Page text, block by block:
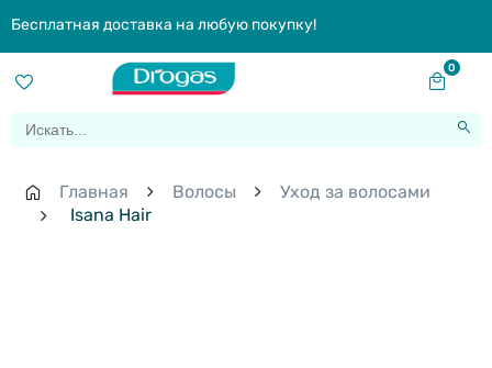
Бесплатная доставка на любую покупку!
0
Главная Волосы
Уход за волосами
Isana Hair